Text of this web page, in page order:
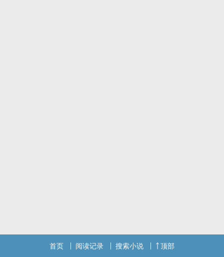
首页 阅读记录 搜索小说 顶部